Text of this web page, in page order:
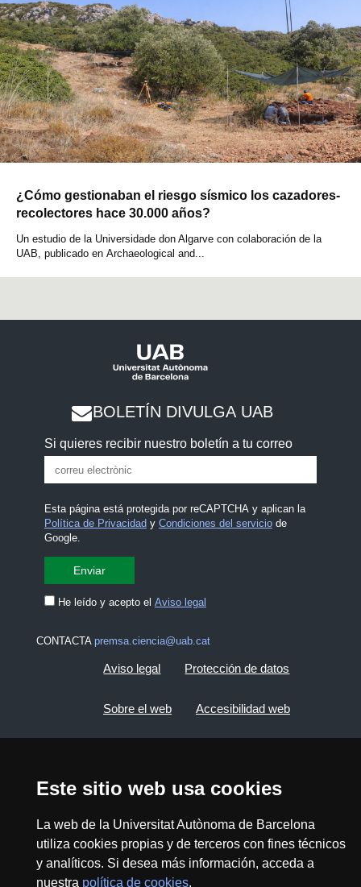
Este sitio web usa cookies
La web de la Universitat Autònoma de Barcelona
utiliza cookies propias y de terceros con fines técnicos
y analíticos. Si desea más información, acceda a
nuestra política de cookies.
¿Cómo gestionaban el riesgo sísmico los cazadores-
recolectores hace 30.000 años?
Un estudio de la Universidade don Algarve con colaboración de la
UAB, publicado en Archaeological and...
BOLETÍN DIVULGA UAB
Si quieres recibir nuestro boletín a tu correo
Esta página está protegida por reCAPTCHA y aplican la
Política de Privacidad y Condiciones del serviciode
Google.
He leído y acepto el Aviso legal
CONTACTA premsa.ciencia@uab.cat
Aviso legal Protección de datos
Sobre el web Accesibilidad web
No Comercial (CC BY NC) - ISSN: 2014-6388
View low-bandwidth version